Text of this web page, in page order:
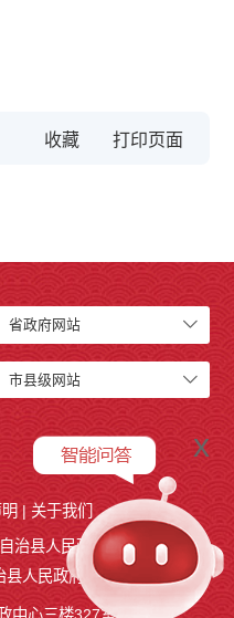
收藏
省政府网站
市县级网站
| 关于我们
治县人民政府
人民政府办公室
x